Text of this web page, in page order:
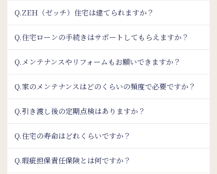
Q.ZEH（ゼッチ）住宅は建てられますか？
Q.住宅ローンの手続きはサポートしてもらえますか？
Q.メンテナンスやリフォームもお願いできますか？
Q.家のメンテナンスはどのくらいの頻度で必要ですか？
Q.引き渡し後の定期点検はありますか？
Q.住宅の寿命はどれくらいですか？
Q.瑕疵担保責任保険とは何ですか？